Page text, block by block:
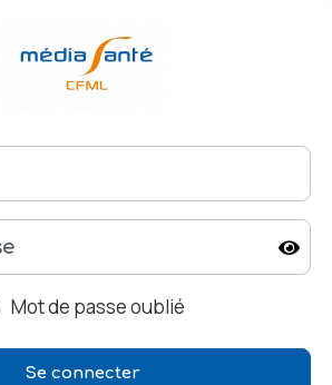
Mot de passe oublié